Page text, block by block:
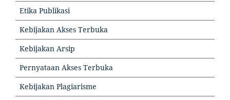
Etika Publikasi
Kebijakan Akses Terbuka
Kebijakan Arsip
Pernyataan Akses Terbuka
Kebijakan Plagiarisme